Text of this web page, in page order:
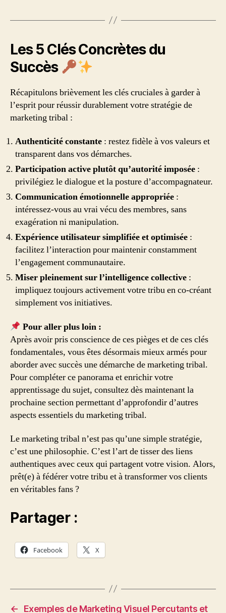
Les 5 Clés Concrètes du
Succès
Récapitulons brièvement les clés cruciales à garder à
l’esprit pour réussir durablement votre stratégie de
marketing tribal :
Authenticité constante : restez fidèle à vos valeurs et
transparent dans vos démarches.
Participation active plutôt qu’autorité imposée :
privilégiez le dialogue et la posture d’accompagnateur.
Communication émotionnelle appropriée :
intéressez-vous au vrai vécu des membres, sans
exagération ni manipulation.
Expérience utilisateur simplifiée et optimisée :
facilitez l’interaction pour maintenir constamment
l’engagement communautaire.
Miser pleinement sur l’intelligence collective :
impliquez toujours activement votre tribu en co-créant
simplement vos initiatives.
Pour aller plus loin :
Après avoir pris conscience de ces pièges et de ces clés
fondamentales, vous êtes désormais mieux armés pour
aborder avec succès une démarche de marketing tribal.
Pour compléter ce panorama et enrichir votre
apprentissage du sujet, consultez dès maintenant la
prochaine section permettant d’approfondir d’autres
aspects essentiels du marketing tribal.
Le marketing tribal n’est pas qu’une simple stratégie,
c’est une philosophie. C’est l’art de tisser des liens
authentiques avec ceux qui partagent votre vision. Alors,
prêt(e) à fédérer votre tribu et à transformer vos clients
en véritables fans ?
Partager :
Facebook X
←
Exemples de Marketing Visuel Percutants et